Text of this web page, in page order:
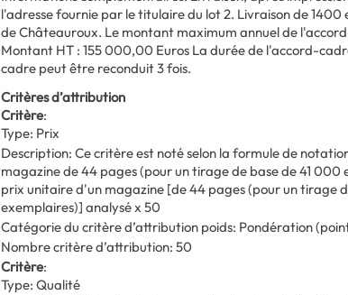
l'adresse fournie par le titulaire du lot 2. Livraison de 1400
de Châteauroux. Le montant maximum annuel de
Montant HT : 155 000,00 Euros La durée de l'accord-
cadre peut être reconduit 3 fois.
Critères d’attribution
Critère:
Type: Prix
Description: Ce critère est noté selon la formule de
magazine de 44 pages (pour un tirage de base de 41 000
prix unitaire d'un magazine [de 44 pages (pour un tirage
exemplaires)] analysé x 50
Catégorie du critère d’attribution poids: Pondération
Nombre critère d’attribution: 50
Critère:
Type: Qualité